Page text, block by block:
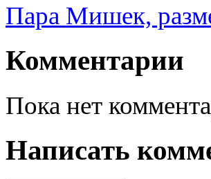
Пара Мишек,
Комментарии
Пока нет
Написать